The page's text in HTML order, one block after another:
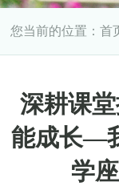
您当前的位置：首
深耕课
能成长—
学